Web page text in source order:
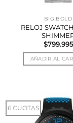
BIG BOLD
RELOJ
$799.995
AÑADIR AL
6 CUOTAS